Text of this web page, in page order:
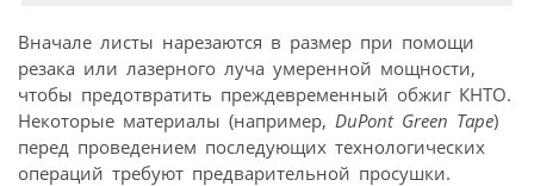
Вначале листы нарезаются в размер при помощи
резака или лазерного луча умеренной мощности,
чтобы предотвратить преждевременный обжиг КНТО.
Некоторые материалы (например, DuPont Green Tape)
перед проведением последующих технологических
операций требуют предварительной просушки.